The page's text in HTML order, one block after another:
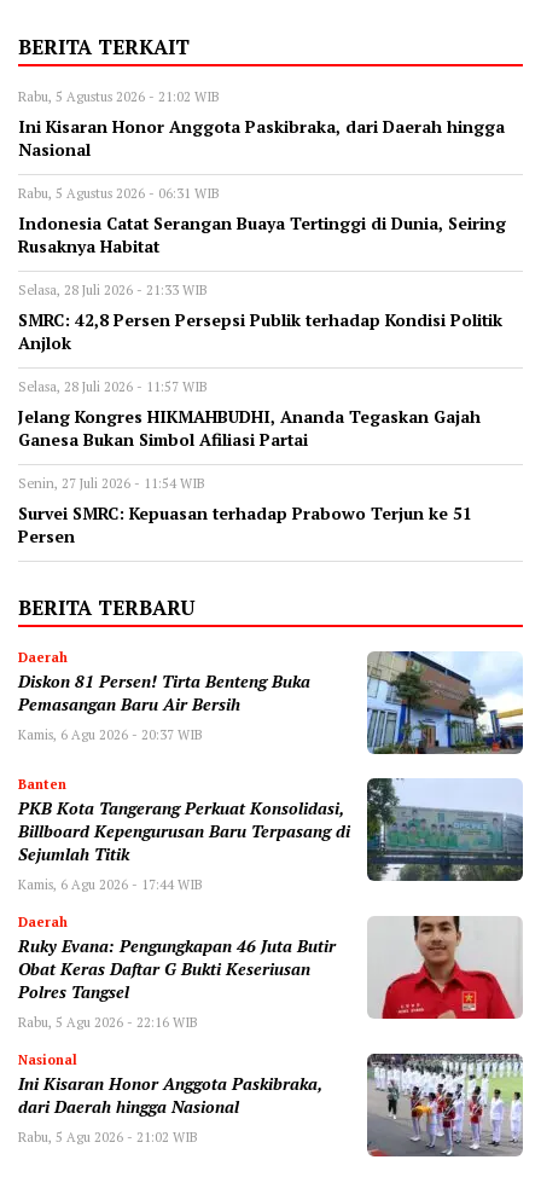
BERITA TERKAIT
Rabu, 5 Agustus 2026 - 21:02 WIB
Ini Kisaran Honor Anggota Paskibraka, dari Daerah hingga
Nasional
Rabu, 5 Agustus 2026 - 06:31 WIB
Indonesia Catat Serangan Buaya Tertinggi di Dunia, Seiring
Rusaknya Habitat
Selasa, 28 Juli 2026 - 21:33 WIB
‎SMRC: 42,8 Persen Persepsi Publik terhadap Kondisi Politik
Anjlok
Selasa, 28 Juli 2026 - 11:57 WIB
‎Jelang Kongres HIKMAHBUDHI, Ananda Tegaskan Gajah
Ganesa Bukan Simbol Afiliasi Partai
Senin, 27 Juli 2026 - 11:54 WIB
‎Survei SMRC: Kepuasan terhadap Prabowo Terjun ke 51
Persen
BERITA TERBARU
Daerah
Diskon 81 Persen! Tirta Benteng Buka
Pemasangan Baru Air Bersih
Kamis, 6 Agu 2026 - 20:37 WIB
Banten
‎PKB Kota Tangerang Perkuat Konsolidasi,
Billboard Kepengurusan Baru Terpasang di
Sejumlah Titik ‎
Kamis, 6 Agu 2026 - 17:44 WIB
Daerah
‎Ruky Evana: Pengungkapan 46 Juta Butir
Obat Keras Daftar G Bukti Keseriusan
Polres Tangsel
Rabu, 5 Agu 2026 - 22:16 WIB
Nasional
Ini Kisaran Honor Anggota Paskibraka,
dari Daerah hingga Nasional
Rabu, 5 Agu 2026 - 21:02 WIB